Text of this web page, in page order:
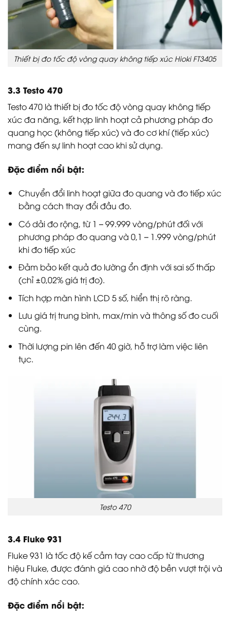
Thiết bị đo tốc độ vòng quay không tiếp xúc Hioki FT3405
3.3 Testo 470
Testo 470 là thiết bị đo tốc độ vòng quay không tiếp
xúc đa năng, kết hợp linh hoạt cả phương pháp đo
quang học (không tiếp xúc) và đo cơ khí (tiếp xúc)
mang đến sự linh hoạt cao khi sử dụng.
Đặc điểm nổi bật:
Chuyển đổi linh hoạt giữa đo quang và đo tiếp xúc
bằng cách thay đổi đầu đo.
Có dải đo rộng, từ 1 – 99.999 vòng/phút đối với
phương pháp đo quang và 0,1 – 1.999 vòng/phút
khi đo tiếp xúc
Đảm bảo kết quả đo lường ổn định với sai số thấp
(chỉ ±0,02% giá trị đo).
Tích hợp màn hình LCD 5 số, hiển thị rõ ràng.
Lưu giá trị trung bình, max/min và thông số đo cuối
cùng.
Thời lượng pin lên đến 40 giờ, hỗ trợ làm việc liên
tục.
Testo 470
3.4 Fluke 931
Fluke 931 là tốc độ kế cầm tay cao cấp từ thương
hiệu Fluke, được đánh giá cao nhờ độ bền vượt trội và
độ chính xác cao.
Đặc điểm nổi bật: